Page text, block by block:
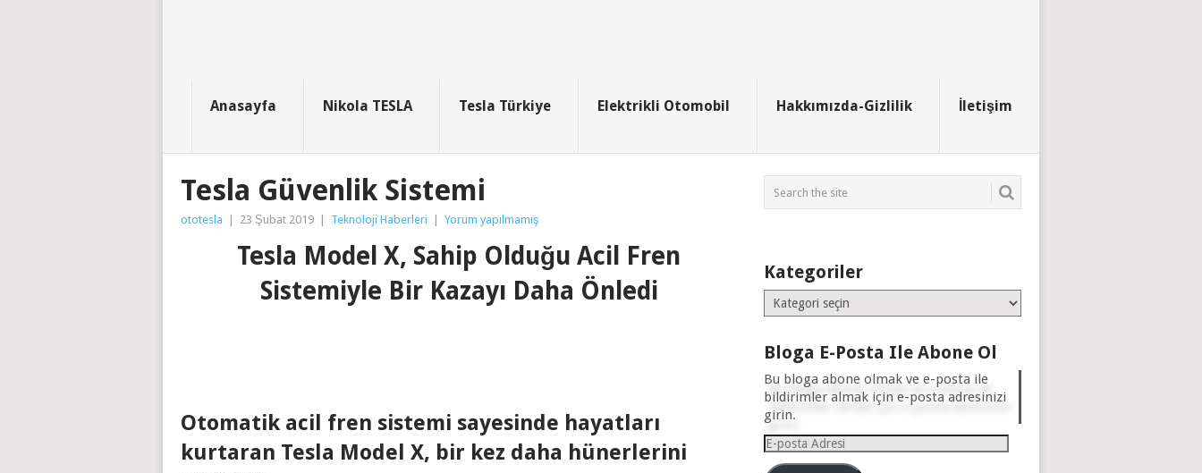
Anasayfa Nikola TESLA Tesla Türkiye Elektrikli Otomobil Hakkımızda-Gizlilik İletişim
Tesla Güvenlik Sistemi
ototesla 23 Şubat 2019 Teknoloji Haberleri Yorum yapılmamış
Tesla Model X, Sahip Olduğu Acil Fren
Sistemiyle Bir Kazayı Daha Önledi
Otomatik acil fren sistemi sayesinde hayatları
kurtaran Tesla Model X, bir kez daha hünerlerini
Kategoriler
Kategoriler
Bloga E-Posta Ile Abone Ol
Bu bloga abone olmak ve e-posta ile
bildirimler almak için e-posta adresinizi
girin.
E-
posta